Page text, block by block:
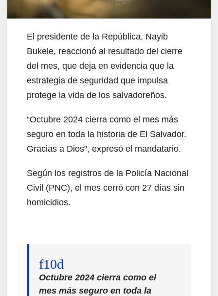
El presidente de la República, Nayib
Bukele, reaccionó al resultado del cierre
del mes, que deja en evidencia que la
estrategia de seguridad que impulsa
protege la vida de los salvadoreños.
“Octubre 2024 cierra como el mes más
seguro en toda la historia de El Salvador.
Gracias a Dios”, expresó el mandatario.
Según los registros de la Policía Nacional
Civil (PNC), el mes cerró con 27 días sin
homicidios.
Octubre 2024 cierra como el
mes más seguro en toda la